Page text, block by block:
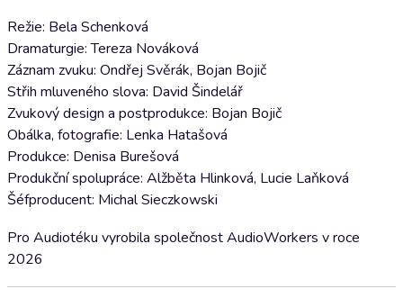
Režie: Bela Schenková
Dramaturgie: Tereza Nováková
Záznam zvuku: Ondřej Svěrák, Bojan Bojič
Střih mluveného slova: David Šindelář
Zvukový design a postprodukce: Bojan Bojič
Obálka, fotografie: Lenka Hatašová
Produkce: Denisa Burešová
Produkční spolupráce: Alžběta Hlinková, Lucie Laňková
Šéfproducent: Michal Sieczkowski
Pro Audiotéku vyrobila společnost AudioWorkers v roce
2026